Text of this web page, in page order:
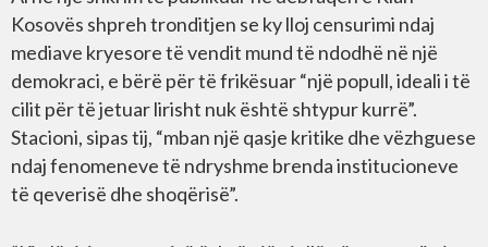
Kosovës shpreh tronditjen se ky lloj censurimi ndaj
mediave kryesore të vendit mund të ndodhë në një
demokraci, e bërë për të frikësuar “një popull, ideali i të
cilit për të jetuar lirisht nuk është shtypur kurrë”.
Stacioni, sipas tij, “mban një qasje kritike dhe vëzhguese
ndaj fenomeneve të ndryshme brenda institucioneve
të qeverisë dhe shoqërisë”.